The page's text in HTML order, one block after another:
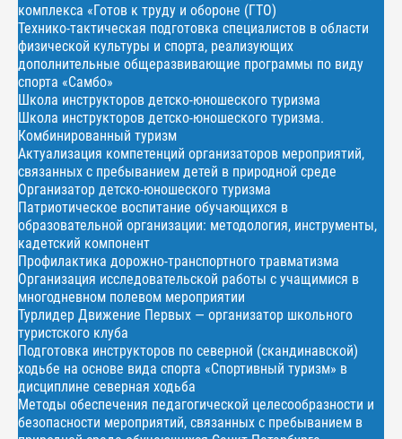
комплекса «Готов к труду и обороне (ГТО)
Технико-тактическая подготовка специалистов в области
физической культуры и спорта, реализующих
дополнительные общеразвивающие программы по виду
спорта «Самбо»
Школа инструкторов детско-юношеского туризма
Школа инструкторов детско-юношеского туризма.
Комбинированный туризм
Актуализация компетенций организаторов мероприятий,
связанных с пребыванием детей в природной среде
Организатор детско-юношеского туризма
Патриотическое воспитание обучающихся в
образовательной организации: методология, инструменты,
кадетский компонент
Профилактика дорожно-транспортного травматизма
Организация исследовательской работы с учащимися в
многодневном полевом мероприятии
Турлидер Движение Первых — организатор школьного
туристского клуба
Подготовка инструкторов по северной (скандинавской)
ходьбе на основе вида спорта «Спортивный туризм» в
дисциплине северная ходьба
Методы обеспечения педагогической целесообразности и
безопасности мероприятий, связанных с пребыванием в